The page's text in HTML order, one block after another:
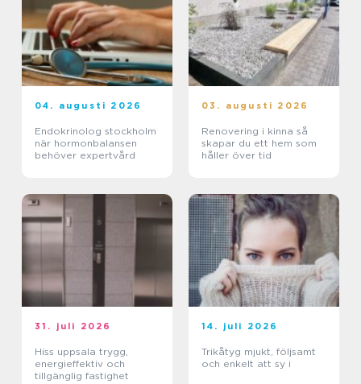
04. augusti 2026
Endokrinolog stockholm
när hormonbalansen
behöver expertvård
03. augusti 2026
Renovering i kinna så
skapar du ett hem som
håller över tid
31. juli 2026
Hiss uppsala trygg,
energieffektiv och
tillgänglig fastighet
14. juli 2026
Trikåtyg mjukt, följsamt
och enkelt att sy i